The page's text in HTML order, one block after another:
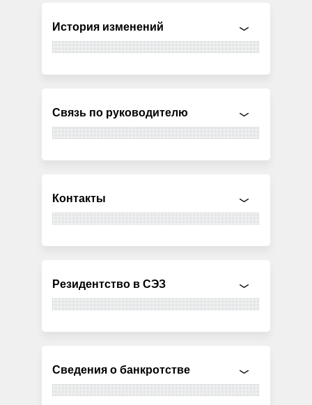
История изменений
Связь по руководителю
Контакты
Резидентство в СЭЗ
Сведения о банкротстве